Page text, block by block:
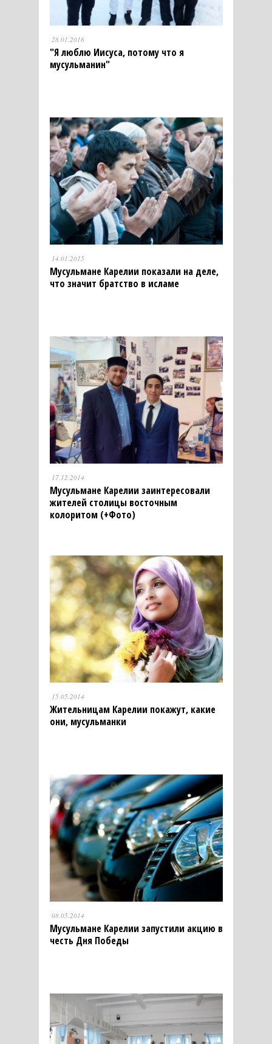
28.01.2016
"Я люблю Иисуса, потому что я
мусульманин"
14.01.2015
Мусульмане Карелии показали на деле,
что значит братство в исламе
17.12.2014
Мусульмане Карелии заинтересовали
жителей столицы восточным
колоритом (+Фото)
15.05.2014
Жительницам Карелии покажут, какие
они, мусульманки
08.05.2014
Мусульмане Карелии запустили акцию в
честь Дня Победы